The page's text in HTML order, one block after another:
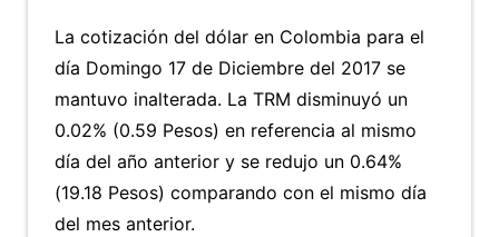
La cotización del dólar en Colombia para el
día Domingo 17 de Diciembre del 2017 se
mantuvo inalterada. La TRM disminuyó un
0.02% (0.59 Pesos) en referencia al mismo
día del año anterior y se redujo un 0.64%
(19.18 Pesos) comparando con el mismo día
del mes anterior.